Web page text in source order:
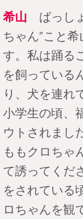
希山 ばっし
ちゃん”こと
す。私は踊る
を飼っている
り、犬を連れ
小学生の頃、
ウトされまし
ももクロちゃ
て誘ってくだ
をされている
ロちゃんを観